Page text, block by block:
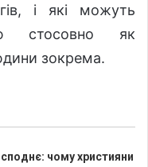
і які можуть
стосовно як
зокрема.
чому християни